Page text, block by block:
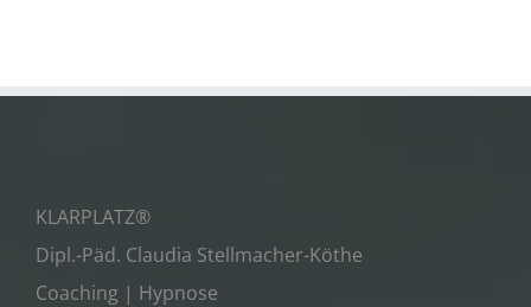
KLARPLATZ®
Dipl.-Päd. Claudia Stellmacher-Köthe
Coaching | Hypnose